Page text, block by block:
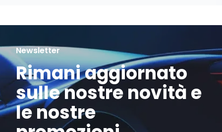
Newsletter
Rimani aggiornato
sulle nostre novità e
le nostre